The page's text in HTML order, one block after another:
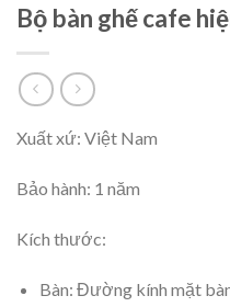
Bộ bàn ghế cafe
Xuất xứ: Việt Nam
Bảo hành: 1 năm
Kích thước:
Bàn: Đường kính mặt